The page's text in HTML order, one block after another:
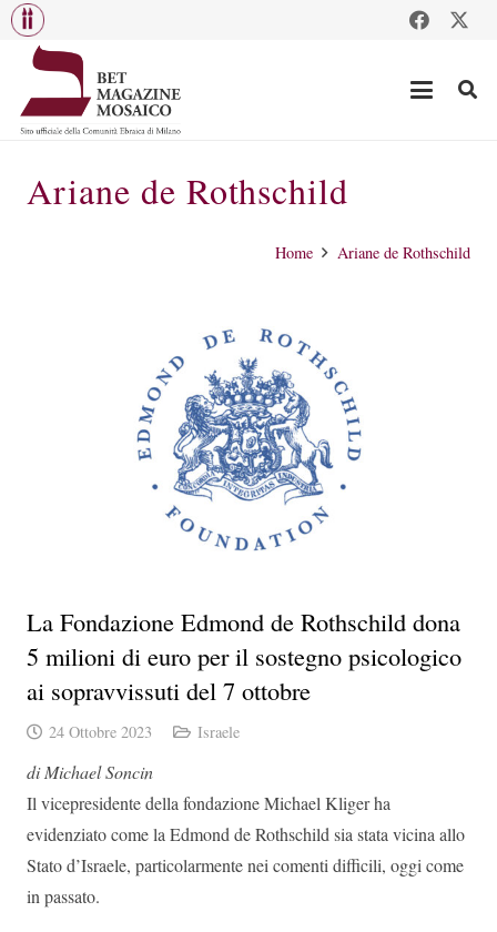
Ariane de Rothschild
Home Ariane de Rothschild
La Fondazione Edmond de Rothschild dona
5 milioni di euro per il sostegno psicologico
ai sopravvissuti del 7 ottobre
24 Ottobre 2023 Israele
di Michael Soncin
Il vicepresidente della fondazione Michael Kliger ha
evidenziato come la Edmond de Rothschild sia stata vicina allo
Stato d’Israele, particolarmente nei comenti difficili, oggi come
in passato.